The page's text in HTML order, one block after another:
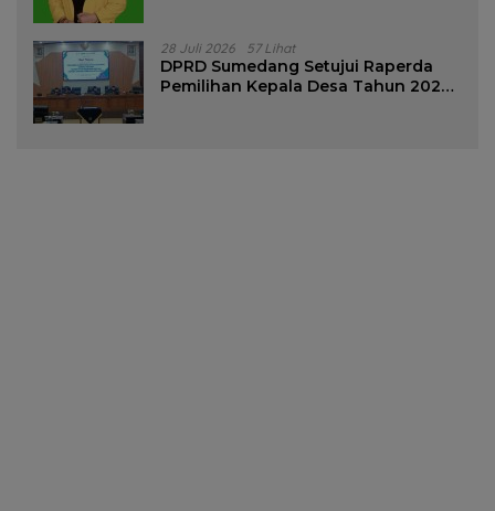
28 Juli 2026 57 Lihat
DPRD Sumedang Setujui Raperda
Pemilihan Kepala Desa Tahun 2026